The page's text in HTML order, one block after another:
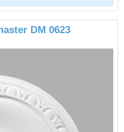
DM 0623